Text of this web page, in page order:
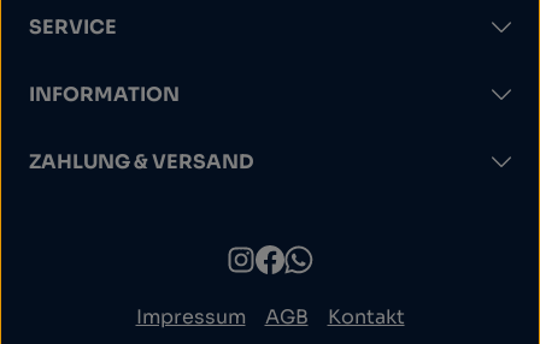
SERVICE
INFORMATION
ZAHLUNG & VERSAND
Impressum AGB Kontakt